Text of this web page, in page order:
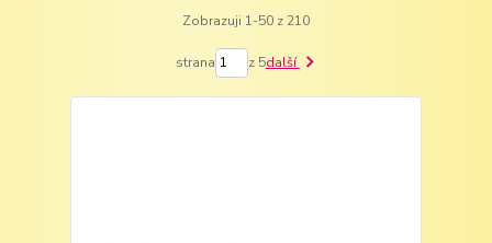
Zobrazuji 1-50 z 210
strana z 5další